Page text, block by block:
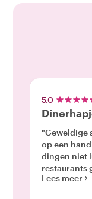
5.0
"Geweldige
op een
dingen niet lusten. In 3 leuke
Lees meer